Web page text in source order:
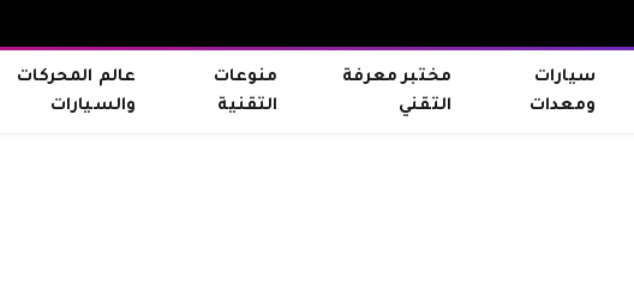
سيارات
ومعدات
مختبر معرفة
التقني
منوعات
التقنية
عالم المحركات
والسيارات